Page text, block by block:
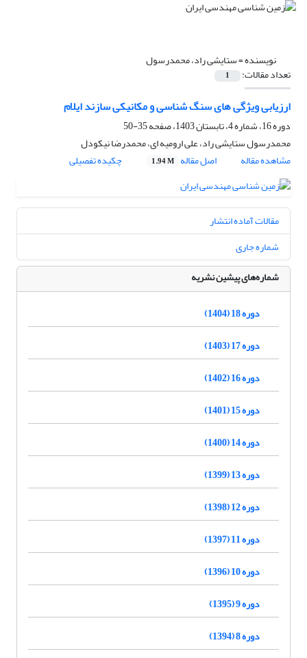
نویسنده =ستایشی راد، محمدرسول
تعداد مقالات: 1
ارزیابی ویژگی های سنگ شناسی و مکانیکی سازند ایلام
دوره 16، شماره 4، تابستان 1403، صفحه
35-50
محمدرسول ستایشی راد، علی ارومیه ای، محمدرضا نیکودل
مشاهده مقاله
اصل مقاله 1.94 M چکیده تفصیلی
مقالات آماده انتشار
شماره جاری
شماره‌های پیشین نشریه
دوره 18 (1404)
دوره 17 (1403)
دوره 16 (1402)
دوره 15 (1401)
دوره 14 (1400)
دوره 13 (1399)
دوره 12 (1398)
دوره 11 (1397)
دوره 10 (1396)
دوره 9 (1395)
دوره 8 (1394)